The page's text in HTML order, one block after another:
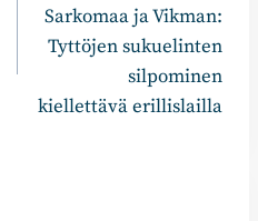
Sarkomaa ja Vikman:
Tyttöjen sukuelinten
silpominen
kiellettävä erillislailla